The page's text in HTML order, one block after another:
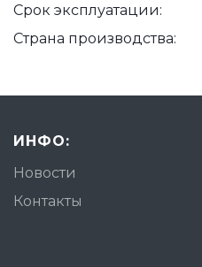
Срок эксплуатации:
Страна производства:
ИНФО:
Новости
Контакты